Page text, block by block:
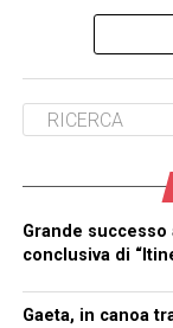
Grande
conclusiva di
Gaeta, in canoa